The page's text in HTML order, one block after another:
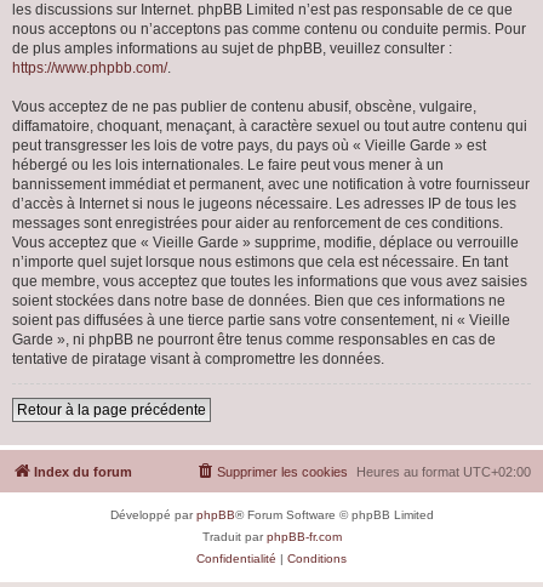
les discussions sur Internet. phpBB Limited n’est pas responsable de ce que
nous acceptons ou n’acceptons pas comme contenu ou conduite permis. Pour
de plus amples informations au sujet de phpBB, veuillez consulter :
https://www.phpbb.com/.
Vous acceptez de ne pas publier de contenu abusif, obscène, vulgaire,
diffamatoire, choquant, menaçant, à caractère sexuel ou tout autre contenu qui
peut transgresser les lois de votre pays, du pays où « Vieille Garde » est
hébergé ou les lois internationales. Le faire peut vous mener à un
bannissement immédiat et permanent, avec une notification à votre fournisseur
d’accès à Internet si nous le jugeons nécessaire. Les adresses IP de tous les
messages sont enregistrées pour aider au renforcement de ces conditions.
Vous acceptez que « Vieille Garde » supprime, modifie, déplace ou verrouille
n’importe quel sujet lorsque nous estimons que cela est nécessaire. En tant
que membre, vous acceptez que toutes les informations que vous avez saisies
soient stockées dans notre base de données. Bien que ces informations ne
soient pas diffusées à une tierce partie sans votre consentement, ni « Vieille
Garde », ni phpBB ne pourront être tenus comme responsables en cas de
tentative de piratage visant à compromettre les données.
Retour à la page précédente
Index du forum Heures au format UTC+02:00
Supprimer les cookies
Développé parphpBB® Forum Software © phpBB Limited
Traduit parphpBB-fr.com
Confidentialité | Conditions